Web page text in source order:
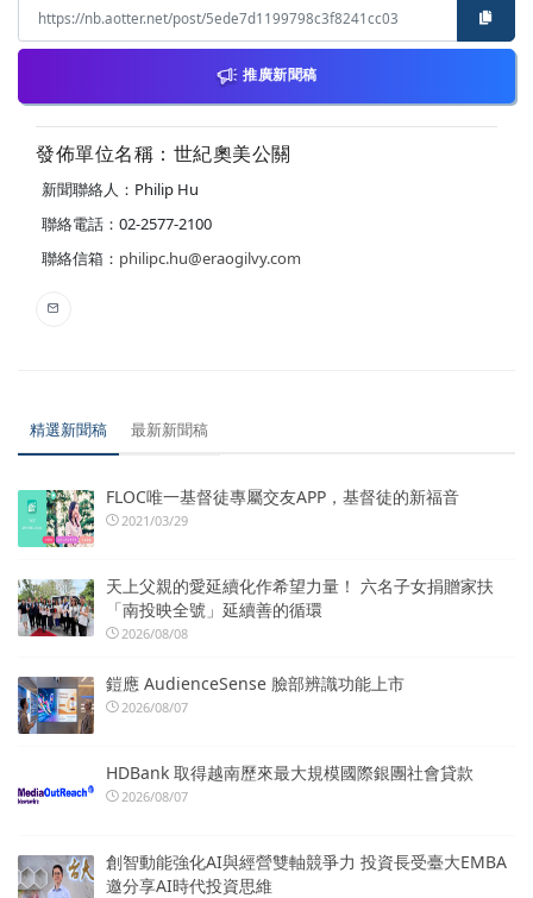
推廣新聞稿
發佈單位名稱：世紀奧美公關
新聞聯絡人：Philip Hu
聯絡電話：02-2577-2100
聯絡信箱： philipc.hu@eraogilvy.com
精選新聞稿 最新新聞稿
FLOC唯一基督徒專屬交友APP，基督徒的新福音
2021/03/29
天上父親的愛延續化作希望力量！ 六名子女捐贈家扶
「南投映全號」延續善的循環
2026/08/08
鎧應 AudienceSense 臉部辨識功能上市
2026/08/07
HDBank 取得越南歷來最大規模國際銀團社會貸款
2026/08/07
創智動能強化AI與經營雙軸競爭力 投資長受臺大EMBA
邀分享AI時代投資思維